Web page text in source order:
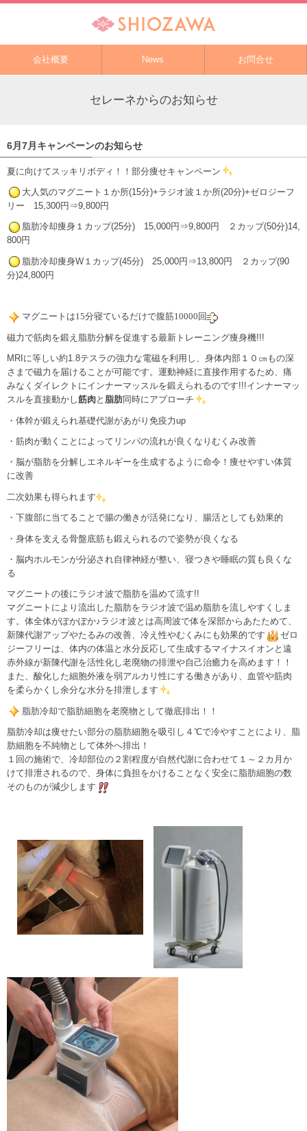
会社概要 News お問合せ
セレーネからのお知らせ
6月7月キャンペーンのお知らせ
夏に向けてスッキリボディ！！部分痩せキャンペーン
大人気のマグニート１か所(15分)+ラジオ波１か所(20分)+ゼロジーフ
リー 15,300円⇒9,800円
脂肪冷却痩身１カップ(25分) 15,000円⇒9,800円 ２カップ(50分)14,
800円
脂肪冷却痩身W１カップ(45分) 25,000円⇒13,800円 ２カップ(90
分)24,800円
マグニートは15分寝ているだけで腹筋10000回
磁力で筋肉を鍛え脂肪分解を促進する最新トレーニング痩身機!!!
MRIに等しい約1.8テスラの強力な電磁を利用し、身体内部１０㎝もの深
さまで磁力を届けることが可能です。運動神経に直接作用するため、痛
みなくダイレクトにインナーマッスルを鍛えられるのです!!!インナーマッ
スルを直接動かし筋肉と 脂肪同時にアプローチ
・体幹が鍛えられ基礎代謝があがり免疫力up
・筋肉が動くことによってリンパの流れが良くなりむくみ改善
・脳が脂肪を分解しエネルギーを生成するように命令！痩せやすい体質
に改善
二次効果も得られます
・下腹部に当てることで腸の働きが活発になり、腸活としても効果的
・身体を支える骨盤底筋も鍛えられるので姿勢が良くなる
・脳内ホルモンが分泌され自律神経が整い、寝つきや睡眠の質も良くな
る
マグニートの後にラジオ波で脂肪を温めて流す!!
マグニートにより流出した脂肪をラジオ波で温め脂肪を流しやすくしま
す。体全体がぽかぽか♪ラジオ波とは高周波で体を深部からあたためて、
新陳代謝アップやたるみの改善、冷え性やむくみにも効果的です
ゼロ
ジーフリーは、体内の体温と水分反応して生成するマイナスイオンと遠
赤外線が新陳代謝を活性化し老廃物の排泄や自己治癒力を高めます！！
また、酸化した細胞外液を弱アルカリ性にする働きがあり、血管や筋肉
を柔らかくし余分な水分を排泄します
脂肪冷却で脂肪細胞を老廃物として徹底排出！！
脂肪冷却は痩せたい部分の脂肪細胞を吸引し４℃で冷やすことにより、脂
肪細胞を不純物として体外へ排出！
１回の施術で、冷却部位の２割程度が自然代謝に合わせて１～２カ月か
けて排泄されるので、身体に負担をかけることなく安全に脂肪細胞の数
そのものが減少します